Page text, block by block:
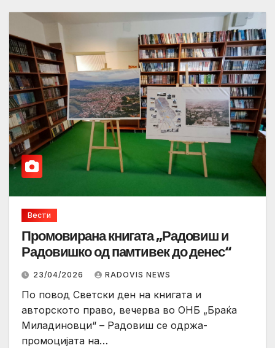
Вести
Промовирана книгата „Радовиш и
Радовишко од памтивек до денес“
23/04/2026 RADOVIS NEWS
По повод Светски ден на книгата и
авторското право, вечерва во ОНБ „Браќа
Миладиновци“ – Радовиш се одржа-
промоцијата на…